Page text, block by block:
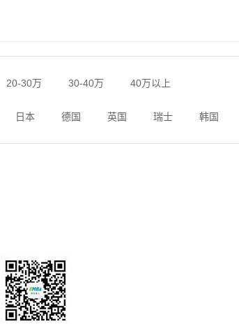
20-30万 30-40万 40万以上
日本 德国 英国 瑞士 韩国